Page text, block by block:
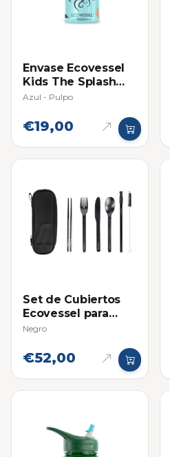
Envase Ecovessel
Kids The Splash
12oz (354ml)
Azul - Pulpo
€19,00
Set de Cubiertos
Ecovessel para
Viajero
Negro
€52,00